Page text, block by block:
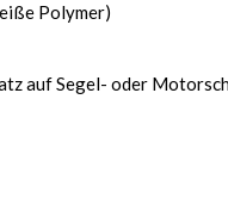
Polymer)
auf Segel- oder